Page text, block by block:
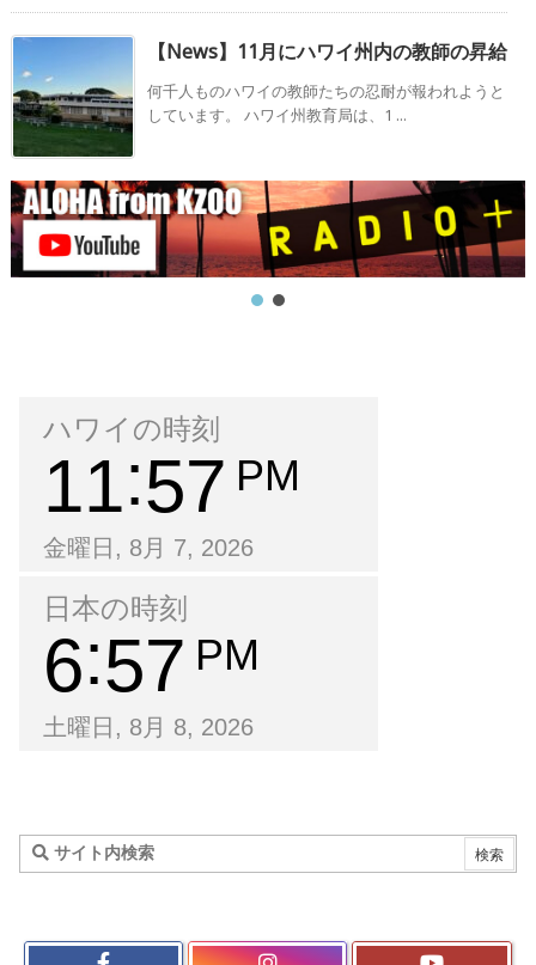
【News】11月にハワイ州内の教師の昇給
何千人ものハワイの教師たちの忍耐が報われようと
しています。 ハワイ州教育局は、1 ...
ハワイの時刻
11 57 PM
金曜日, 8月 7, 2026
日本の時刻
6 57 PM
土曜日, 8月 8, 2026